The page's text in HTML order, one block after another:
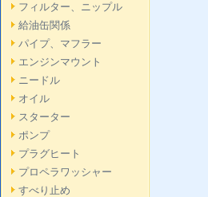
フィルター、ニップル
給油缶関係
パイプ、マフラー
エンジンマウント
ニードル
オイル
スターター
ポンプ
プラグヒート
プロペラワッシャー
すべり止め